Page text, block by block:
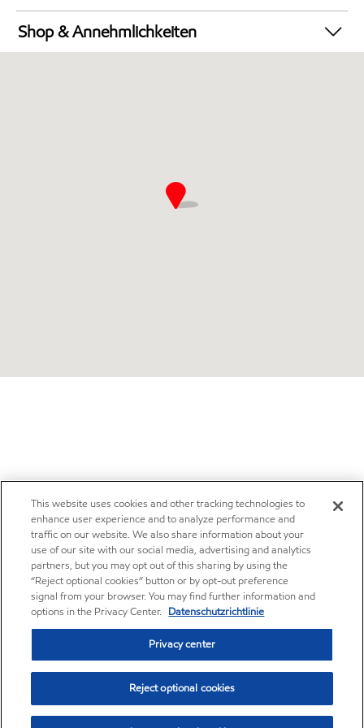
Autowäsche
LKW-freundliche Station**
Shop & Annehmlichkeiten
This website uses cookies and other tracking technologies to
enhance user experience and to analyze performance and
traffic on our website. We also share information about your
use of our site with our social media, advertising and analytics
partners, but you may opt out of this sharing by using the
“Reject optional cookies” button or by opt-out preference
signal from your browser. You may find further information and
options in the Privacy Center. Datenschutzrichtlinie
Privacy center
Reject optional cookies